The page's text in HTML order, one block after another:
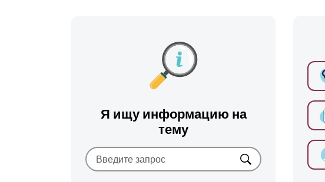
Я ищу информацию на
тему
Искать